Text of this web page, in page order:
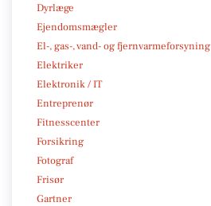
Dyrlæge
Ejendomsmægler
El-, gas-, vand- og fjernvarmeforsyning
Elektriker
Elektronik / IT
Entreprenør
Fitnesscenter
Forsikring
Fotograf
Frisør
Gartner